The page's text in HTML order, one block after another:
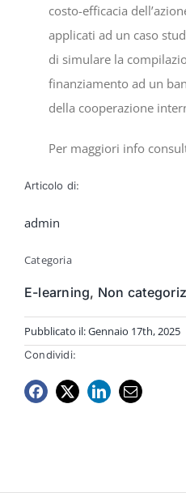
costo-efficacia
applicati ad un caso
di simulare la
finanziamento ad un
della cooperazione
Per maggiori info
Articolo di:
admin
Categoria
E-learning, Non
Pubblicato il: Gennaio 17th, 2025
Condividi: